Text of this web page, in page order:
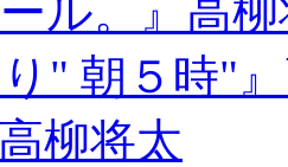
ール。』高
り" 朝５時"
柳将太